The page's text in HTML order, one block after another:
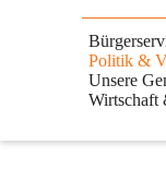
Politik &
Unsere
Wirtschaft
Bürgermeister